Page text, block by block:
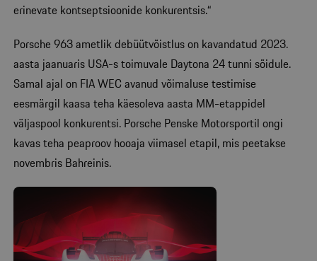
erinevate kontseptsioonide konkurentsis.“
Porsche 963 ametlik debüütvõistlus on kavandatud 2023.
aasta jaanuaris USA-s toimuvale Daytona 24 tunni sõidule.
Samal ajal on FIA WEC avanud võimaluse testimise
eesmärgil kaasa teha käesoleva aasta MM-etappidel
väljaspool konkurentsi. Porsche Penske Motorsportil ongi
kavas teha peaproov hooaja viimasel etapil, mis peetakse
novembris Bahreinis.